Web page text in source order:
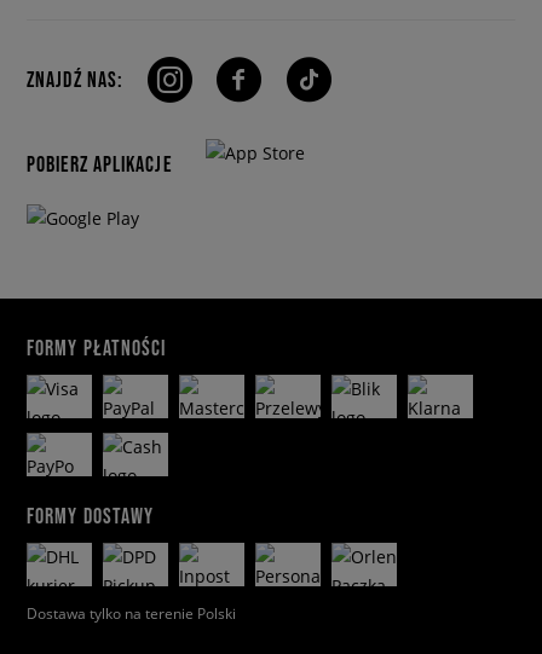
ZNAJDŹ NAS:
POBIERZ APLIKACJE
FORMY PŁATNOŚCI
FORMY DOSTAWY
Dostawa tylko na terenie Polski